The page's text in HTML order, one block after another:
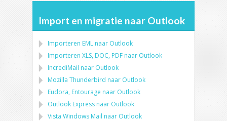
Import en migratie naar Outlook
Importeren EML naar Outlook
Importeren XLS, DOC, PDF naar Outlook
IncrediMail naar Outlook
Mozilla Thunderbird naar Outlook
Eudora, Entourage naar Outlook
Outlook Express naar Outlook
Vista Windows Mail naar Outlook